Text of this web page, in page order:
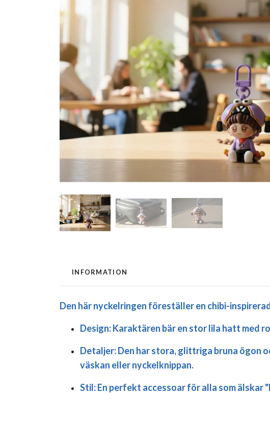
INFORMATION
Den här nyckelringen föreställer en chibi-
Design:Karaktären bär en stor lila hatt med
Detaljer:Den har stora, glittriga bruna ögon
väskan eller nyckelknippan.
Stil:En perfekt accessoar för alla som älskar